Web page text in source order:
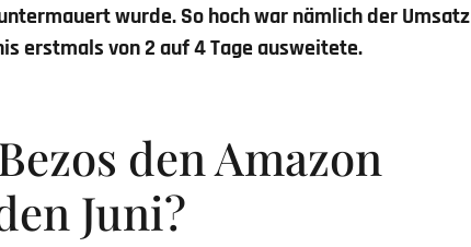
wurde. So hoch war nämlich der Umsatz
erstmals von 2 auf 4 Tage ausweitete.
den Amazon
Juni?